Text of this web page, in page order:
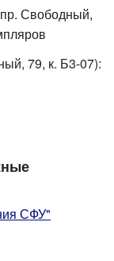
Свободный,
79, к. Б3-07):
СФУ"